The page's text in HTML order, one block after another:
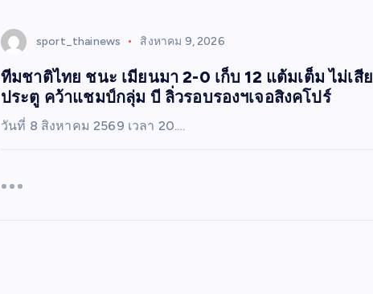
sport_thainews สิงหาคม 9, 2026
ทีมชาติไทย ชนะ เมียนมา 2-0 เก็บ 12 แต้มเต็ม ไม่เสีย
ประตู คว้าแชมป์กลุ่ม บี ลิ่วรอบรองฯเจอสิงคโปร์
วันที่ 8 สิงหาคม 2569 เวลา 20.…